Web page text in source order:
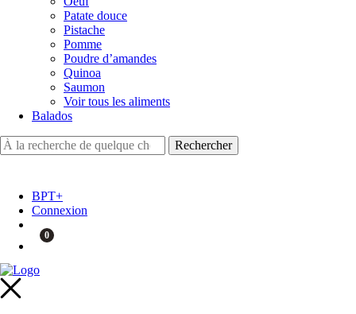
Patate douce
Pistache
Pomme
Poudre d’amandes
Quinoa
Saumon
Voir tous les aliments
Balados
BPT+
Connexion
0